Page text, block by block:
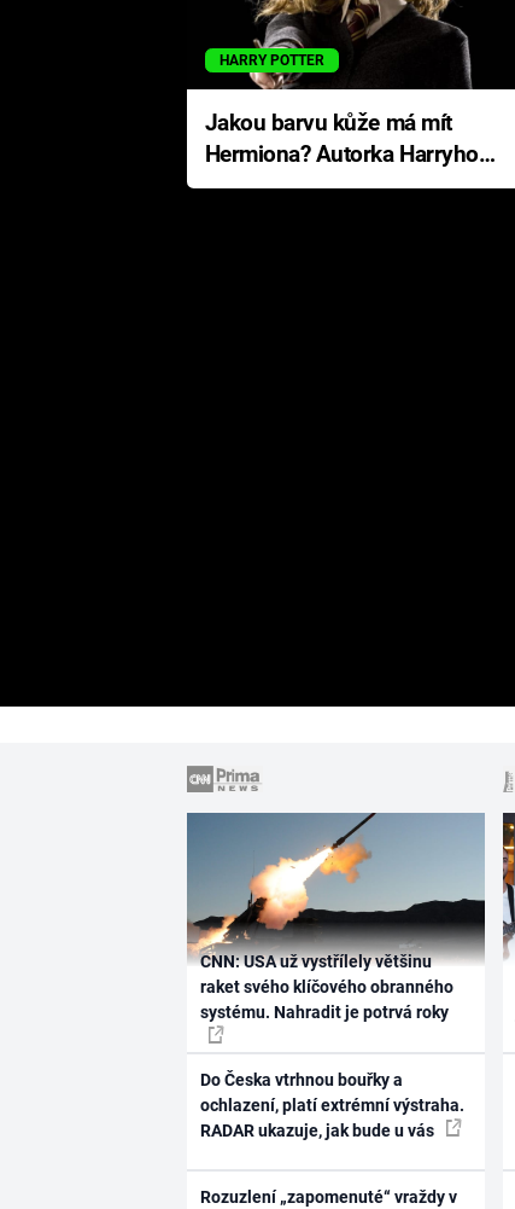
HARRY POTTER
Jakou barvu kůže má mít
Hermiona? Autorka Harryho
Pottera přišla s ráznou
CNN: USA už vystřílely většinu
raket svého klíčového obranného
systému. Nahradit je potrvá roky
Do Česka vtrhnou bouřky a
ochlazení, platí extrémní výstraha.
RADAR ukazuje, jak bude u vás
Rozuzlení „zapomenuté“ vraždy v